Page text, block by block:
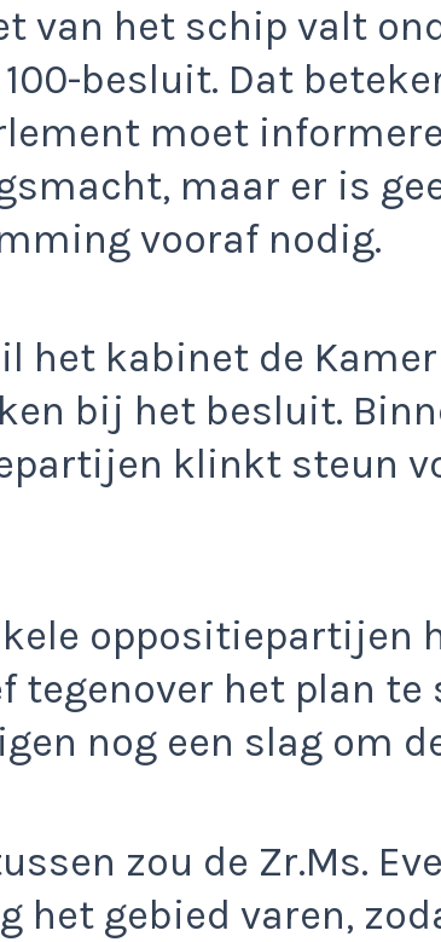
van het schip valt
besluit. Dat
moet
maar er is
vooraf nodig.
het kabinet de
bij het besluit.
klinkt steun
oppositiepartijen
tegenover het plan te
nog een slag om
zou de Zr.Ms.
het gebied varen,